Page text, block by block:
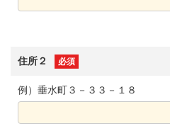
住所２ 必須
例）垂水町３－３３－１８